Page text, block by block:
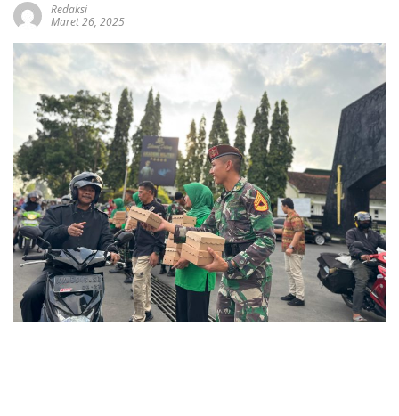
Redaksi
Maret 26, 2025